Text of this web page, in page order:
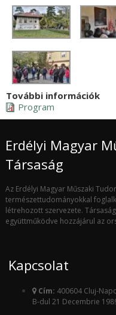
További információk
Program
Erdélyi Magyar
Társaság
Az Erdélyi Magyar Műszaki
természettudományokkal
létrehozott szervezete.
együttműködve hozzájárul az
Kapcsolat
Cím: 400604 Cluj-
B-dul 21 Decembrie